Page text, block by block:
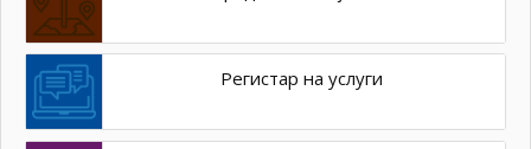
Регистар на услуги